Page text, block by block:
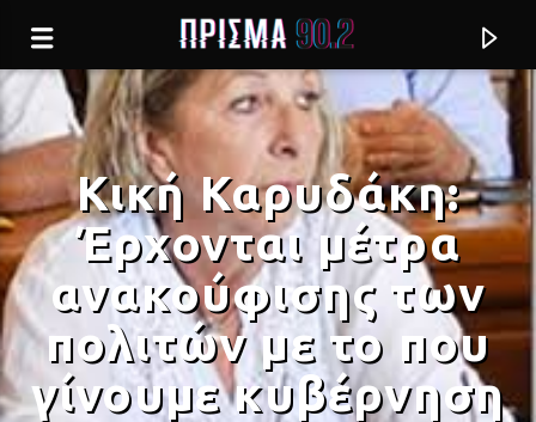
Κική Καρυδάκη:
Έρχονται μέτρα
ανακούφισης των
πολιτών με το που
γίνουμε κυβέρνηση